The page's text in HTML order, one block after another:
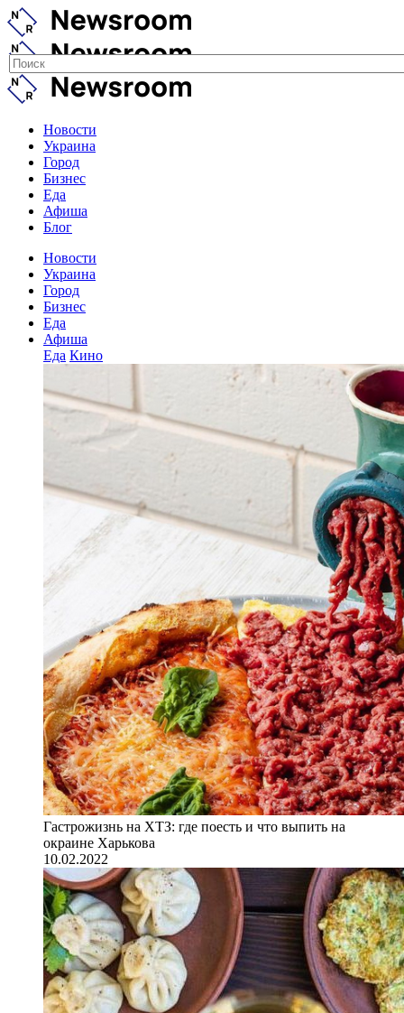
Новости
Украина
Город
Бизнес
Еда
Афиша
Блог
Новости
Украина
Город
Бизнес
Еда
Афиша
Еда Кино
Гастрожизнь на ХТЗ: где поесть и что выпить на
окраине Харькова
10.02.2022